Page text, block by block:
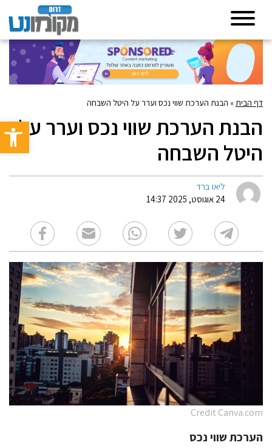
פתח
דף הבית» הבנת הערכת שווי נכס וערר על היטל השבחה
הבנת הערכת שווי נכס וערר על
היטל השבחה
ליאו ברד
24 אוגוסט, 2025 14:37
Credit Canva.com
הערכת שווי נכס